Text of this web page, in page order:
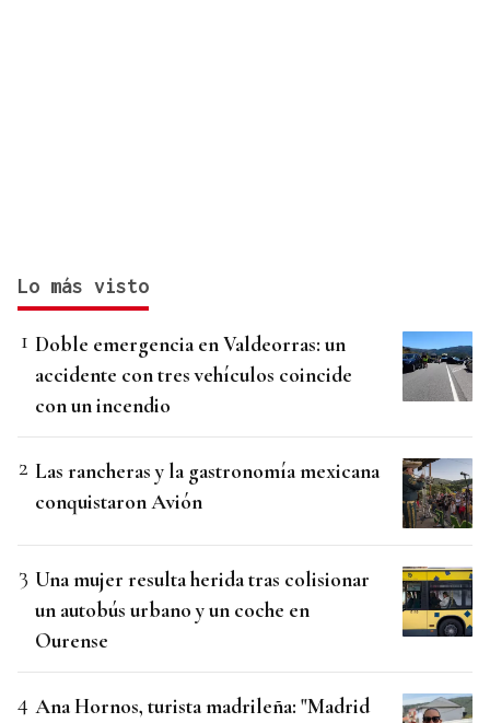
Lo más visto
Doble emergencia en Valdeorras: un
accidente con tres vehículos coincide
con un incendio
Las rancheras y la gastronomía mexicana
conquistaron Avión
Una mujer resulta herida tras colisionar
un autobús urbano y un coche en
Ourense
Ana Hornos, turista madrileña: "Madrid